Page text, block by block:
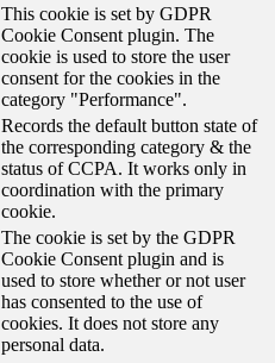
This cookie is set by GDPR
Cookie Consent plugin. The
cookie is used to store the user
consent for the cookies in the
category "Performance".
Records the default button state of
the corresponding category & the
status of CCPA. It works only in
coordination with the primary
cookie.
The cookie is set by the GDPR
Cookie Consent plugin and is
used to store whether or not user
has consented to the use of
cookies. It does not store any
personal data.